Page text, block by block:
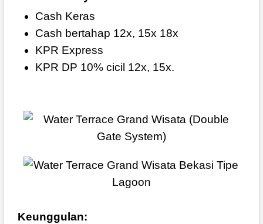
Cash Keras
Cash bertahap 12x, 15x 18x
KPR Express
KPR DP 10% cicil 12x, 15x.
Keunggulan: